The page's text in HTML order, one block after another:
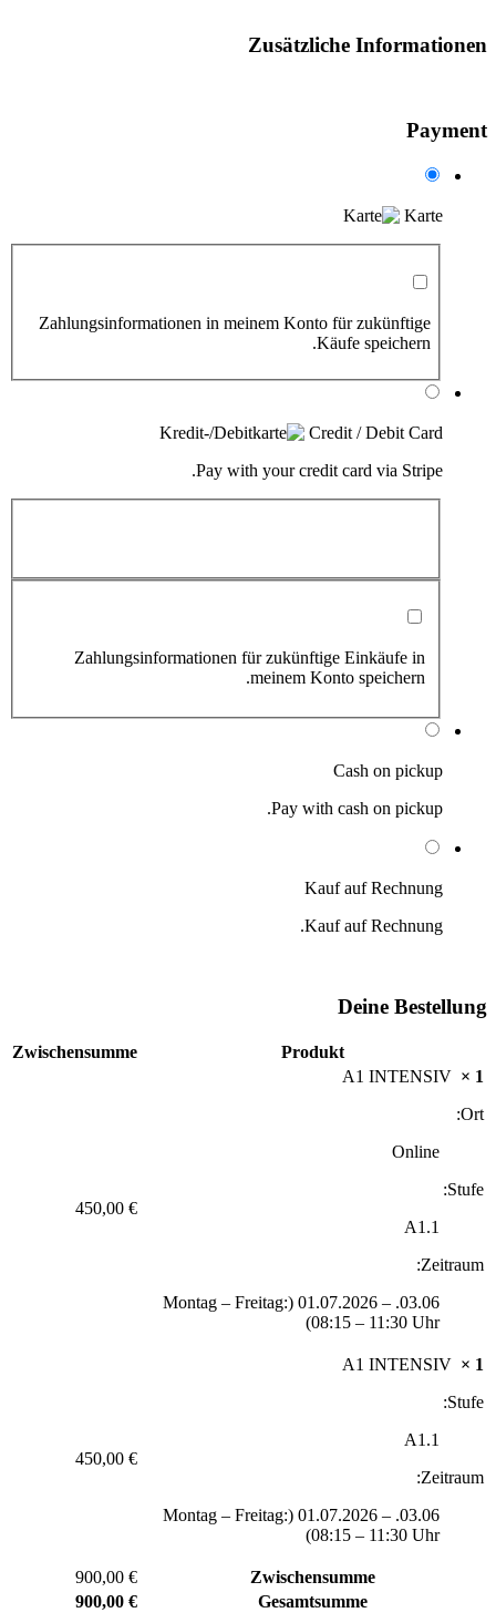
Zusätzliche Informationen
Payment
Karte
Zahlungsinformationen in meinem Konto für zukünftige
Käufe speichern.
Credit / Debit Card
Pay with your credit card via Stripe.
Zahlungsinformationen für zukünftige Einkäufe in
meinem Konto speichern.
Cash on pickup
Pay with cash on pickup.
Kauf auf Rechnung
Kauf auf Rechnung.
Deine Bestellung
Produkt
Zwischensumme
A1 INTENSIV × 1
Ort:
Online
Stufe:
A1.1
Zeitraum:
03.06. – 01.07.2026 (Montag – Freitag:
08:15 – 11:30 Uhr)
450,00 €
A1 INTENSIV × 1
Stufe:
A1.1
Zeitraum:
03.06. – 01.07.2026 (Montag – Freitag:
08:15 – 11:30 Uhr)
450,00 €
Zwischensumme
900,00 €
Gesamtsumme
900,00 €